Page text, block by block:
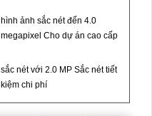
hình ảnh sắc nét đến 4.0
megapixel Cho dự án cao cấp
sắc nét với 2.0 MP Sắc nét tiết
kiệm chi phí